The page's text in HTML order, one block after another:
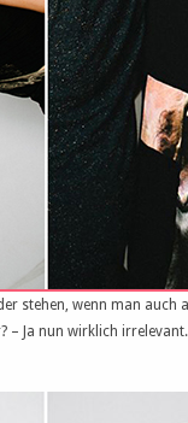
stehen, wenn man auch
– Ja nun wirklich irrelevant.